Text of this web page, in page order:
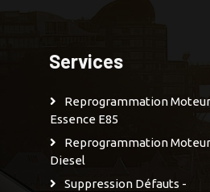
Services
Reprogrammation Moteur
Essence E85
Reprogrammation Moteur
Diesel
Suppression Défauts -